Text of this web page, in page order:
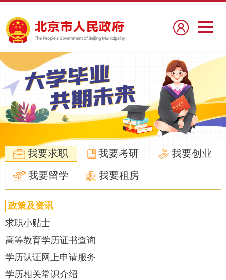
我要求职 我要考研
我要创业
我要留学
我要租房
政策及资讯
求职小贴士
高等教育学历证书查询
学历认证网上申请服务
学历相关常识介绍